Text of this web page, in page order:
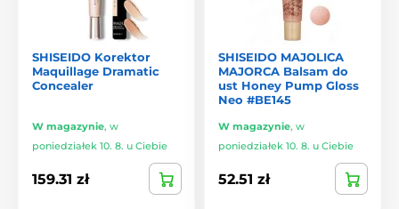
SHISEIDO Korektor
Maquillage Dramatic
Concealer
W magazynie, w
poniedziałek 10. 8. u Ciebie
159.31 zł
SHISEIDO MAJOLICA
MAJORCA Balsam do
ust Honey Pump Gloss
Neo #BE145
W magazynie, w
poniedziałek 10. 8. u Ciebie
52.51 zł